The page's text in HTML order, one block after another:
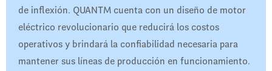
de inflexión. QUANTM cuenta con un diseño de motor
eléctrico revolucionario que reducirá los costos
operativos y brindará la confiabilidad necesaria para
mantener sus líneas de producción en funcionamiento.